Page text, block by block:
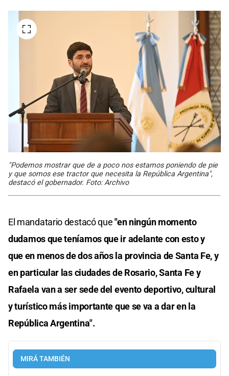
"Podemos mostrar que de a poco nos estamos poniendo de pie
y que somos ese tractor que necesita la República Argentina",
destacó el gobernador. Foto: Archivo
El mandatario destacó que"en ningún momento
dudamos que teníamos que ir adelante con esto y
que en menos de dos años la provincia de Santa Fe, y
en particular las ciudades de Rosario, Santa Fe y
Rafaela van a ser sede del evento deportivo, cultural
y turístico más importante que se va a dar en la
República Argentina".
MIRÁ TAMBIÉN